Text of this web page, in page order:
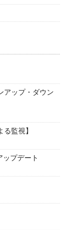
アップ・ダウン
監視】
ップデート